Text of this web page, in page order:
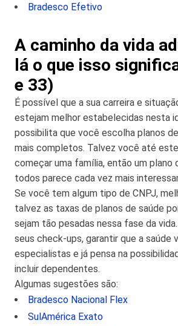
Bradesco Efetivo
A caminho da vida
lá o que isso
e 33)
É possível que a sua carreira e
estejam melhor estabelecidas nesta
possibilita que você escolha planos
mais completos. Talvez você até
começar uma família, então um plano
todos parece cada vez mais
Se você tem algum tipo de CNPJ,
talvez as taxas de planos de saúde
sejam tão pesadas nessa fase da
seus check-ups, garantir que a saúde
especialistas e já pensa na
incluir dependentes.
Algumas sugestões são:
Bradesco Nacional Flex
SulAmérica Exato